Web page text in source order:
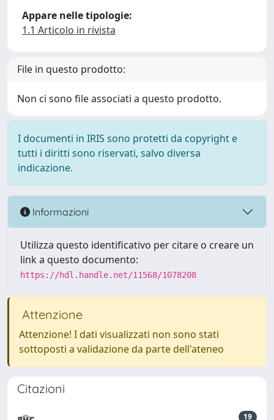
Appare nelle tipologie:
1.1 Articolo in rivista
File in questo prodotto:
Non ci sono file associati a questo prodotto.
I documenti in IRIS sono protetti da copyright e
tutti i diritti sono riservati, salvo diversa
indicazione.
Informazioni
Utilizza questo identificativo per citare o creare un
link a questo documento:
https://hdl.handle.net/11568/1078208
Attenzione
Attenzione! I dati visualizzati non sono stati
sottoposti a validazione da parte dell'ateneo
Citazioni
19